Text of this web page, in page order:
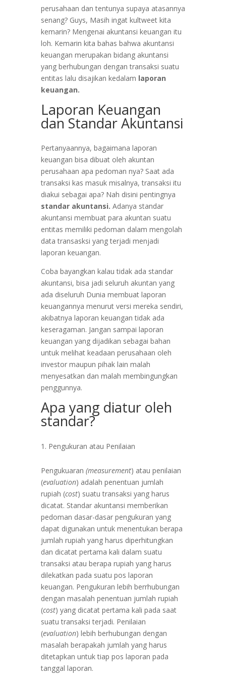
perusahaan dan tentunya supaya atasannya
senang? Guys, Masih ingat kultweet kita
kemarin? Mengenai akuntansi keuangan itu
loh. Kemarin kita bahas bahwa akuntansi
keuangan merupakan bidang akuntansi
yang berhubungan dengan transaksi suatu
entitas lalu disajikan kedalam laporan
keuangan.
Laporan Keuangan
dan Standar Akuntansi
Pertanyaannya, bagaimana laporan
keuangan bisa dibuat oleh akuntan
perusahaan apa pedoman nya? Saat ada
transaksi kas masuk misalnya, transaksi itu
diakui sebagai apa? Nah disini pentingnya
standar akuntansi. Adanya standar
akuntansi membuat para akuntan suatu
entitas memiliki pedoman dalam mengolah
data transasksi yang terjadi menjadi
laporan keuangan.
Coba bayangkan kalau tidak ada standar
akuntansi, bisa jadi seluruh akuntan yang
ada diseluruh Dunia membuat laporan
keuangannya menurut versi mereka sendiri,
akibatnya laporan keuangan tidak ada
keseragaman. Jangan sampai laporan
keuangan yang dijadikan sebagai bahan
untuk melihat keadaan perusahaan oleh
investor maupun pihak lain malah
menyesatkan dan malah membingungkan
penggunnya.
Apa yang diatur oleh
standar?
Pengukuran atau Penilaian
Pengukuaran (measurement) atau penilaian
(evaluation) adalah penentuan jumlah
rupiah (cost) suatu transaksi yang harus
dicatat. Standar akuntansi memberikan
pedoman dasar-dasar pengukuran yang
dapat digunakan untuk menentukan berapa
jumlah rupiah yang harus diperhitungkan
dan dicatat pertama kali dalam suatu
transaksi atau berapa rupiah yang harus
dilekatkan pada suatu pos laporan
keuangan. Pengukuran lebih berrhubungan
dengan masalah penentuan jumlah rupiah
(cost) yang dicatat pertama kali pada saat
suatu transaksi terjadi. Penilaian
(evaluation) lebih berhubungan dengan
masalah berapakah jumlah yang harus
ditetapkan untuk tiap pos laporan pada
tanggal laporan.